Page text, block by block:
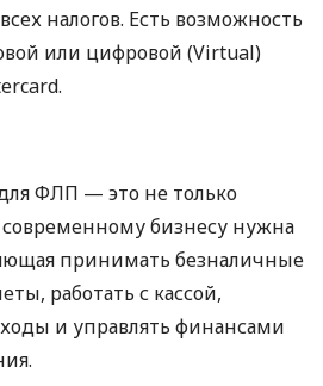
налогов. Есть возможность
или цифровой (Virtual)
ФЛП — это не только
бизнесу нужна
принимать безналичные
работать с кассой,
и управлять финансами